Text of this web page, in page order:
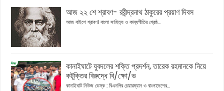
আজ ২২ শে শ্রাবণ- রবীন্দ্রনাথ ঠাকুরের প্রয়াণ দিবস
আজ বাইশে শ্রাবণ। বাংলা সাহিত্য ও কাব্যগীতির শ্রেষ্ঠ...
কানাইঘাটে যুবদলের শক্তি প্রদর্শন, তারেক রহমানকে নিয়ে
কটূক্তির বিরুদ্ধে বি/ক্ষো/ভ
কানাইঘাট নিউজ ডেস্ক : বিএনপির চেয়ারম্যান ও বাংলাদেশের...